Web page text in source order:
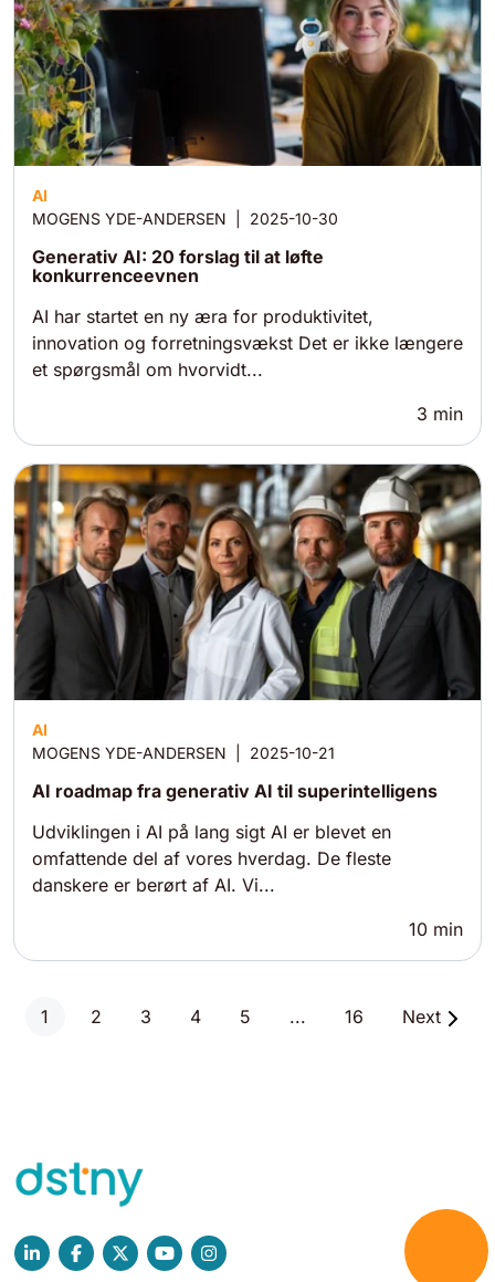
AI
MOGENS YDE-ANDERSEN
2025-10-30
Generativ AI: 20 forslag til at løfte
konkurrenceevnen
AI har startet en ny æra for produktivitet,
innovation og forretningsvækst Det er ikke længere
et spørgsmål om hvorvidt...
3 min
AI
MOGENS YDE-ANDERSEN
2025-10-21
AI roadmap fra generativ AI til superintelligens
Udviklingen i AI på lang sigt AI er blevet en
omfattende del af vores hverdag. De fleste
danskere er berørt af AI. Vi...
10 min
1 2 3 4 5 ... 16 Next